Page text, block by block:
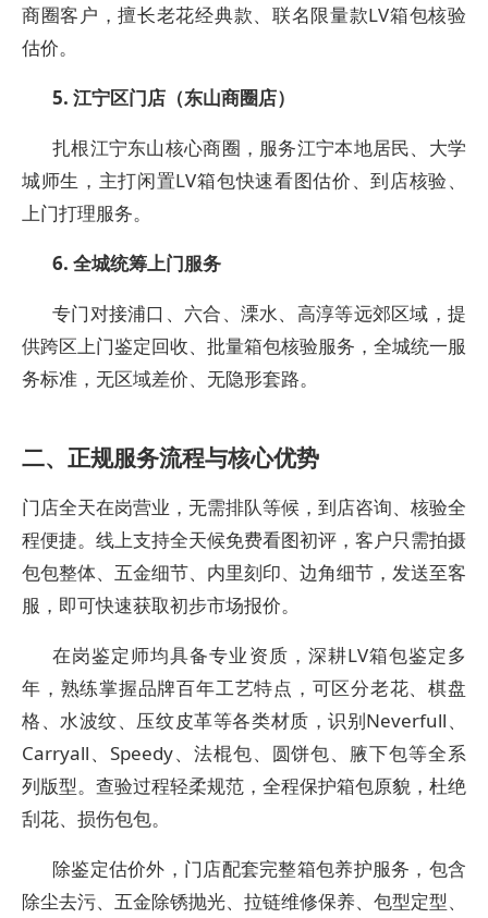
商圈客户，擅长老花经典款、联名限量款LV箱包核验
估价。
5. 江宁区门店（东山商圈店）
扎根江宁东山核心商圈，服务江宁本地居民、大学
城师生，主打闲置LV箱包快速看图估价、到店核验、
上门打理服务。
6. 全城统筹上门服务
专门对接浦口、六合、溧水、高淳等远郊区域，提
供跨区上门鉴定回收、批量箱包核验服务，全城统一服
务标准，无区域差价、无隐形套路。
二、正规服务流程与核心优势
门店全天在岗营业，无需排队等候，到店咨询、核验全
程便捷。线上支持全天候免费看图初评，客户只需拍摄
包包整体、五金细节、内里刻印、边角细节，发送至客
服，即可快速获取初步市场报价。
在岗鉴定师均具备专业资质，深耕LV箱包鉴定多
年，熟练掌握品牌百年工艺特点，可区分老花、棋盘
格、水波纹、压纹皮革等各类材质，识别Neverfull、
Carryall、Speedy、法棍包、圆饼包、腋下包等全系
列版型。查验过程轻柔规范，全程保护箱包原貌，杜绝
刮花、损伤包包。
除鉴定估价外，门店配套完整箱包养护服务，包含
除尘去污、五金除锈抛光、拉链维修保养、包型定型、